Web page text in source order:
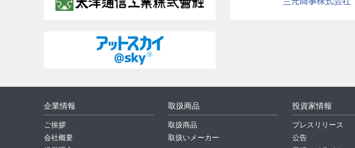
企業情報
ご挨拶
会社概要
取扱商品
取扱商品
取扱いメーカー
投資家情報
プレスリリース
公告